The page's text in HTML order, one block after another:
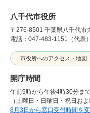
八千代市役所
〒276-8501 千葉県八千代市
電話：047-483-1151（代表）
市役所へのアクセス・地図
開庁時間
午前9時から午後4時30分ま
（土曜日・日曜日・祝日お
8月3日から窓口受付時間を